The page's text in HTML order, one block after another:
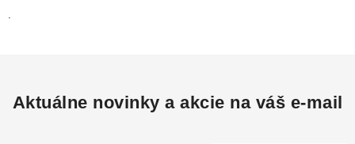
Aktuálne novinky a akcie na váš e-mail